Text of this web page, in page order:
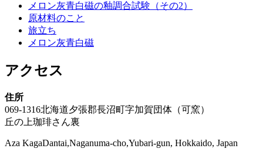
メロン灰青白磁の釉調合試験（その2）
原材料のこと
旅立ち
メロン灰青白磁
アクセス
住所
069-1316北海道夕張郡長沼町字加賀団体（可窯）
丘の上珈琲さん裏
Aza KagaDantai,Naganuma-cho,Yubari-gun, Hokkaido, Japan